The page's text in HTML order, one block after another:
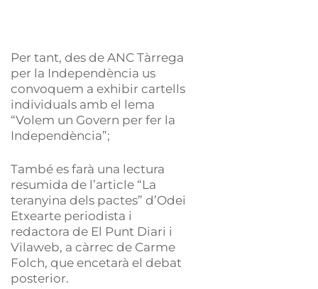
Per tant, des de ANC Tàrrega
per la Independència us
convoquem a exhibir cartells
individuals amb el lema
“Volem un Govern per fer la
Independència”;
També es farà una lectura
resumida de l’article “La
teranyina dels pactes” d’Odei
Etxearte periodista i
redactora de El Punt Diari i
Vilaweb, a càrrec de Carme
Folch, que encetarà el debat
posterior.